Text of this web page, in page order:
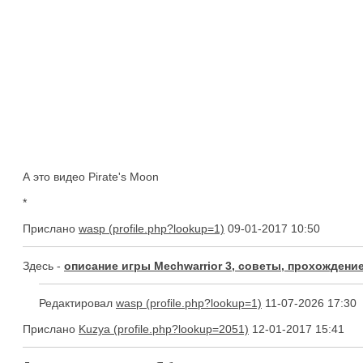
А это видео Pirate's Moon
*
Прислано wasp 09-01-2017 10:50
Здесь - описание игры Mechwarrior 3, советы,
Редактировал wasp
11-07-2026 17:30
Прислано Kuzya 12-01-2017 15:41